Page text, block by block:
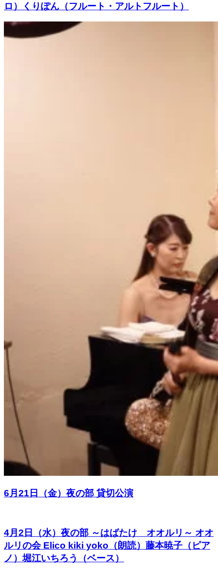
ロ）くりぽん（フルート・アルトフルート）
6月21日（金）夜の部 貸切公演
4月2日（水）夜の部 ～はばたけ オオルリ～ オオ
ルリの会 Elico kiki yoko（朗読）藤本暁子（ピア
ノ）堀江いちろう（ベース）